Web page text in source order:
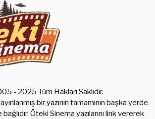
- 2025 Tüm Hakları Saklıdır.
bir yazının tamamının başka yerde
bağlıdır. Öteki Sinema yazılarını link vererek